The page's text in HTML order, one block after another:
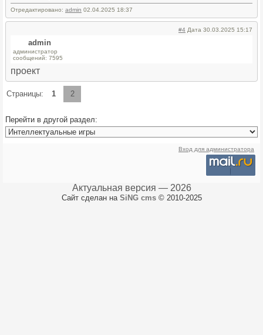
Отредактировано: admin 02.04.2025 18:37
#4 Дата 30.03.2025 15:17
admin
администратор
сообщений: 7595
проект
Страницы: 1 2
Перейти в другой раздел:
Вход для администратора
Актуальная версия — 2026
Сайт сделан на SiNG cms© 2010-2025